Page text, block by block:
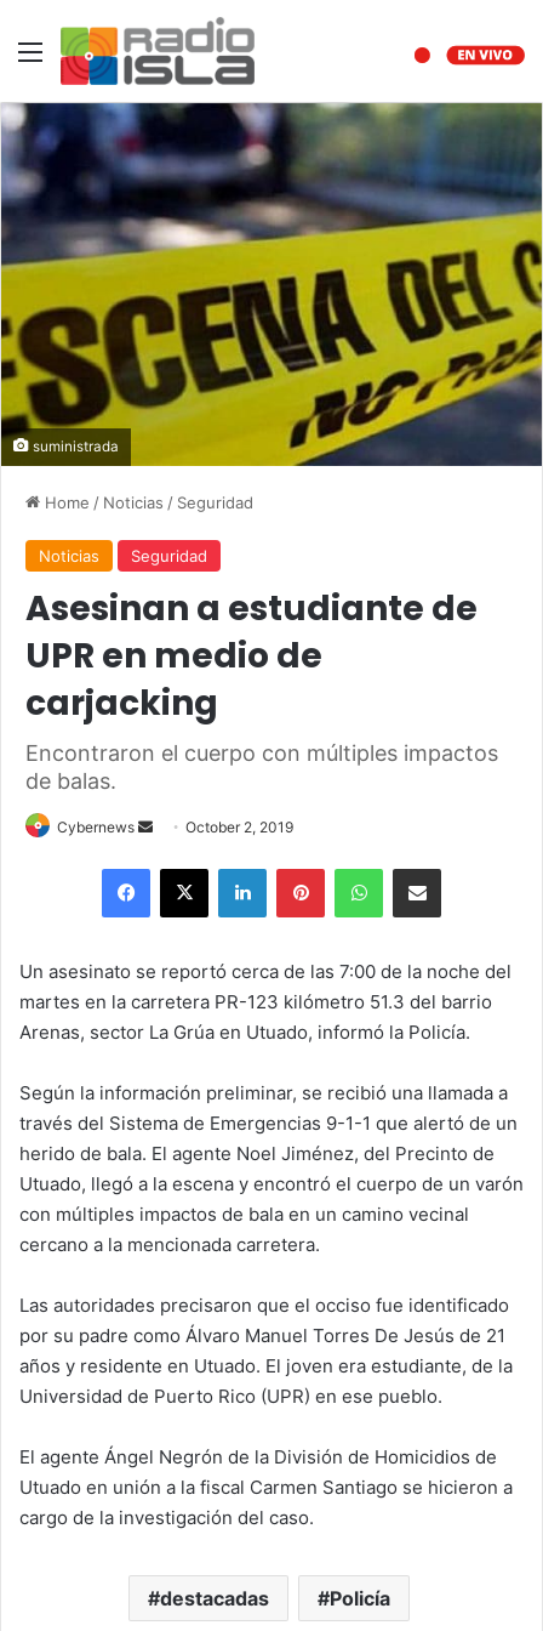
Menu
suministrada
Home / Noticias / Seguridad
Noticias Seguridad
Asesinan a estudiante de
UPR en medio de
carjacking
Encontraron el cuerpo con múltiples impactos
de balas.
Cybernews
Send
email
October 2, 2019
Facebook
X LinkedInPinterestWhatsAppShare via Email
Un asesinato se reportó cerca de las 7:00 de la noche del
martes en la carretera PR-123 kilómetro 51.3 del barrio
Arenas, sector La Grúa en Utuado, informó la Policía.
Según la información preliminar, se recibió una llamada a
través del Sistema de Emergencias 9-1-1 que alertó de un
herido de bala. El agente Noel Jiménez, del Precinto de
Utuado, llegó a la escena y encontró el cuerpo de un varón
con múltiples impactos de bala en un camino vecinal
cercano a la mencionada carretera.
Las autoridades precisaron que el occiso fue identificado
por su padre como Álvaro Manuel Torres De Jesús de 21
años y residente en Utuado. El joven era estudiante, de la
Universidad de Puerto Rico (UPR) en ese pueblo.
El agente Ángel Negrón de la División de Homicidios de
Utuado en unión a la fiscal Carmen Santiago se hicieron a
cargo de la investigación del caso.
destacadas Policía